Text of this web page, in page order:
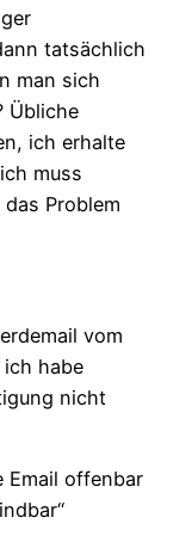
tatsächlich
man sich
Übliche
ich erhalte
muss
Problem
vom
habe
nicht
Email offenbar